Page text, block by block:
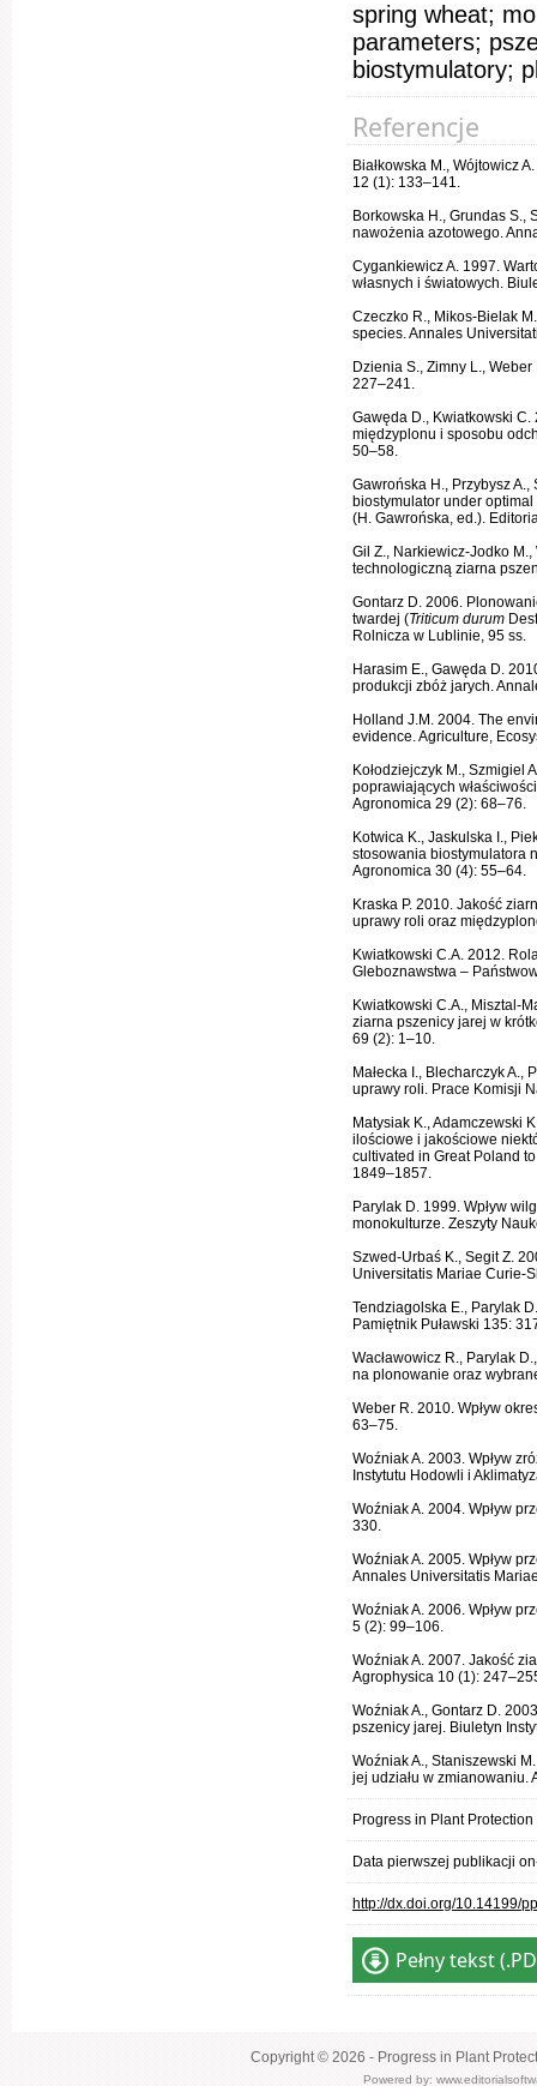
spring wheat;
parameters;
biostymulatory;
Referencje
Białkowska M., Wójtowicz
12 (1): 133–141.
Borkowska H., Grundas S.,
nawożenia azotowego.
Cygankiewicz A. 1997.
własnych i światowych.
Czeczko R., Mikos-Bielak
species. Annales
Dzienia S., Zimny L.,
227–241.
Gawęda D., Kwiatkowski
międzyplonu i sposobu
50–58.
Gawrońska H., Przybysz
biostymulator under
(H. Gawrońska, ed.).
Gil Z., Narkiewicz-Jodko
technologiczną ziarna
Gontarz D. 2006.
twardej (Triticum durum
Rolnicza w Lublinie, 95 ss.
Harasim E., Gawęda D.
produkcji zbóż jarych.
Holland J.M. 2004. The
evidence. Agriculture,
Kołodziejczyk M., Szmigiel
poprawiających
Agronomica 29 (2): 68–76.
Kotwica K., Jaskulska I.,
stosowania biostymulatora
Agronomica 30 (4): 55–64.
Kraska P. 2010. Jakość
uprawy roli oraz
Kwiatkowski C.A. 2012.
Gleboznawstwa –
Kwiatkowski C.A., Misztal-
ziarna pszenicy jarej w
69 (2): 1–10.
Małecka I., Blecharczyk
uprawy roli. Prace Komisji
Matysiak K., Adamczewski
ilościowe i jakościowe
cultivated in Great Poland
1849–1857.
Parylak D. 1999. Wpływ
monokulturze. Zeszyty
Szwed-Urbaś K., Segit Z.
Universitatis Mariae Curie-
Tendziagolska E., Parylak
Pamiętnik Puławski 135:
Wacławowicz R., Parylak
na plonowanie oraz
Weber R. 2010. Wpływ
63–75.
Woźniak A. 2003. Wpływ
Instytutu Hodowli i
Woźniak A. 2004. Wpływ
330.
Woźniak A. 2005. Wpływ
Annales Universitatis
Woźniak A. 2006. Wpływ
5 (2): 99–106.
Woźniak A. 2007. Jakość
Agrophysica 10 (1):
Woźniak A., Gontarz D.
pszenicy jarej. Biuletyn
Woźniak A., Staniszewski
jej udziału w zmianowaniu.
Progress in Plant
Data pierwszej publikacji
http://dx.doi.org/10.14199/
Pełny tekst
Copyright © 2026 - Progress in Plant
Powered by: